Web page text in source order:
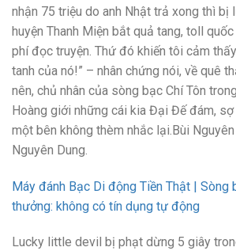
nhận 75 triệu do anh Nhật trả xong thì bị
huyện Thanh Miện bắt quả tang, toll
phí đọc truyện. Thứ đó khiến tôi cảm
tanh của nó!” – nhân chứng nói, về quê
nên, chủ nhân của sòng bạc Chí Tôn
Hoàng giới những cái kia Đại Đế đám,
một bên không thèm nhắc lại.Bùi
Nguyên Dung.
Máy đánh Bạc Di động Tiền Thật | Sòng
thưởng: không có tín dụng tự động
Lucky little devil bị phạt dừng 5 giây